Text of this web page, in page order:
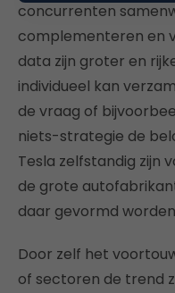
concurrenten
complementeren en
data zijn groter en
individueel kan
de vraag of
niets-strategie de
Tesla zelfstandig zijn
de grote
daar gevormd
Door zelf het
of sectoren de trend